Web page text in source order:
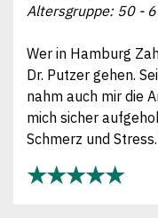
Altersgruppe: 50 -
Wer in Hamburg
Dr. Putzer gehen.
nahm auch mir die
mich sicher
Schmerz und
★★★★★